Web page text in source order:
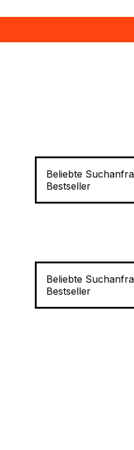
Beliebte
Bestseller
Beliebte
Bestseller